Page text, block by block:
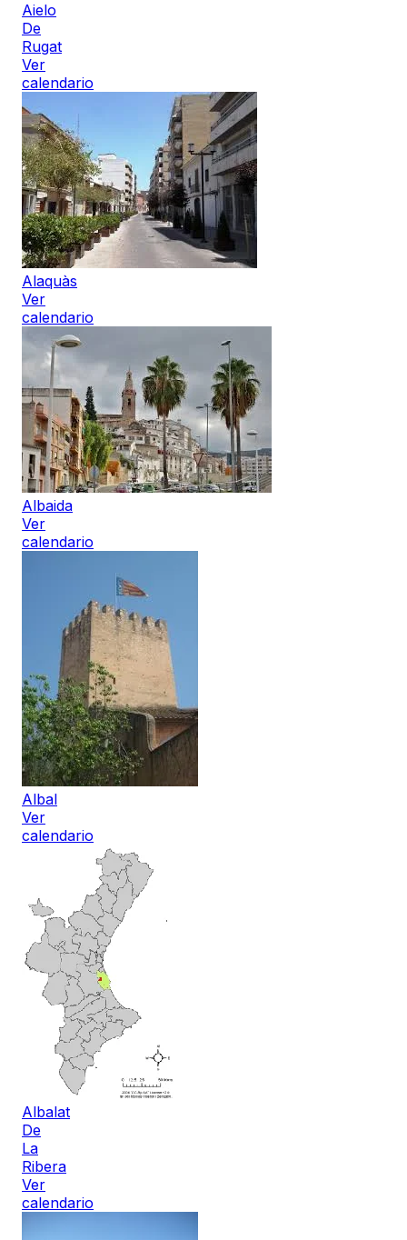
Aielo
De
Rugat
Ver
calendario
Alaquàs
Ver
calendario
Albaida
Ver
calendario
Albal
Ver
calendario
Albalat
De
La
Ribera
Ver
calendario